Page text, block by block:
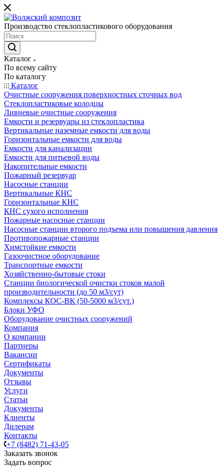
Производство стеклопластикового оборудования
Каталог
По всему сайту
По каталогу
Каталог
Очистные сооружения поверхностных сточных вод
Стеклопластиковые колодцы
Ливневые очистные сооружения
Емкости и резервуары из стеклопластика
Вертикальные наземные емкости для воды
Горизонтальные емкости для воды
Емкости для канализации
Емкости для питьевой воды
Накопительные емкости
Пожарный резервуар
Насосные станции
Вертикальные КНС
Горизонтальные КНС
КНС сухого исполнения
Пожарные насосные станции
Насосные cтанции второго подъема или повышения давления
Противопожарные станции
Химстойкие емкости
Газоочистное оборудование
Транспортные емкости
Хозяйственно-бытовые стоки
Станции биологической очистки стоков малой
производительности (до 50 м3/сут)
Комплексы КОС-ВК (50-5000 м3/сут.)
Блоки УФО
Оборудование очистных сооружений
Компания
О компании
Партнеры
Вакансии
Сертификаты
Документы
Отзывы
Услуги
Статьи
Документы
Клиенты
Дилерам
Контакты
+7 (8482) 71-43-05
Заказать звонок
Задать вопрос